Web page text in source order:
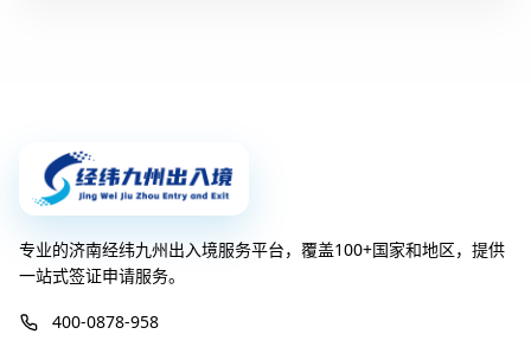
专业的济南经纬九州出入境服务平台，覆盖100+国家和地区，提供
一站式签证申请服务。
400-0878-958